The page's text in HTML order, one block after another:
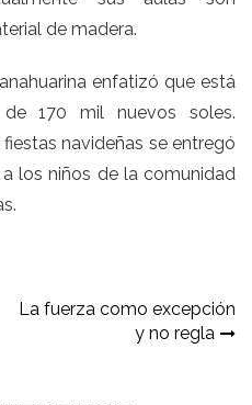
de madera.
enfatizó que está
170 mil nuevos soles.
navideñas se entregó
los niños de la comunidad
La fuerza como excepción
y no regla